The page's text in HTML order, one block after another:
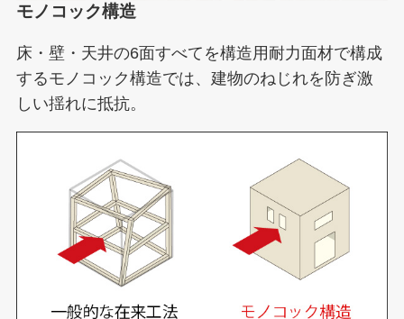
モノコック構造
床・壁・天井の6面すべてを構造用耐力面材で構成
するモノコック構造では、建物のねじれを防ぎ激
しい揺れに抵抗。